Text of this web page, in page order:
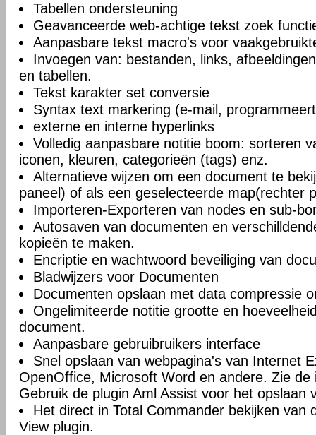
Tabellen ondersteuning
Geavanceerde web-achtige tekst zoek
Aanpasbare tekst macro's voor
Invoegen van: bestanden, links,
en tabellen.
Tekst karakter set conversie
Syntax text markering (e-mail,
externe en interne hyperlinks
Volledig aanpasbare notitie boom: sorteren
iconen, kleuren, categorieën (tags) enz.
Alternatieve wijzen om een document te
paneel) of als een geselecteerde map(rechter
Importeren-Exporteren van nodes en sub-
Autosaven van documenten en
kopieën te maken.
Encriptie en wachtwoord beveiliging van
Bladwijzers voor Documenten
Documenten opslaan met data compressie
Ongelimiteerde notitie grootte en
document.
Aanpasbare gebruibruikers interface
Snel opslaan van webpagina's van Internet
OpenOffice, Microsoft Word en andere. Zie de
Gebruik de plugin Aml Assist voor het opslaan
Het direct in Total Commander bekijken van
View plugin.